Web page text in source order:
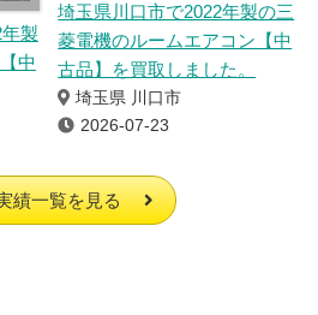
製
中
埼玉県川口市で2022年製の三
菱電機のルームエアコン【中
古品】を買取しました。
埼玉県 川口市
2026-07-23
績一覧を見る